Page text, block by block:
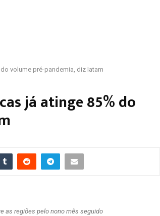
volume pré-pandemia, diz Iatam
já atinge 85% do
as regiões pelo nono mês seguido